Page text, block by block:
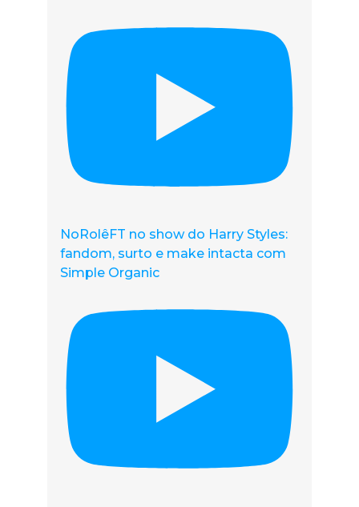
NoRolêFT no show do Harry Styles:
fandom, surto e make intacta com
Simple Organic